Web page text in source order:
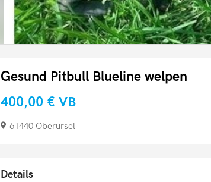
Gesund Pitbull Blueline welpen
400,00 € VB
61440 Oberursel
Details